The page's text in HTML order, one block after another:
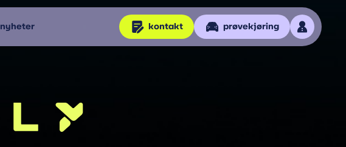
nyheter kontakt prøvekjøring